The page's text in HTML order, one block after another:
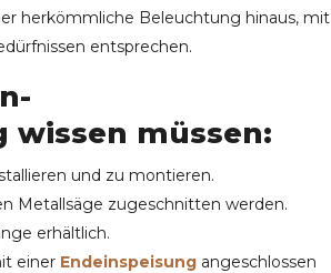
herkömmliche Beleuchtung hinaus, mit
entsprechen.
wissen müssen:
und zu montieren.
Metallsäge zugeschnitten werden.
erhältlich.
einer Endeinspeisung angeschlossen